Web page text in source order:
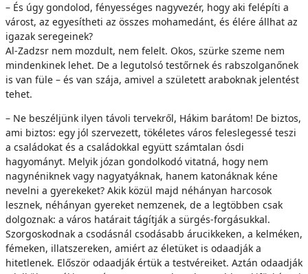
– És úgy gondolod, fényességes nagyvezér, hogy aki felépíti a
várost, az egyesítheti az összes mohamedánt, és élére állhat az
igazak seregeinek?
Al-Zadzsr nem mozdult, nem felelt. Okos, szürke szeme nem
mindenkinek lehet. De a legutolsó testőrnek és rabszolganőnek
is van füle – és van szája, amivel a született araboknak jelentést
tehet.
– Ne beszéljünk ilyen távoli tervekről, Hákim barátom! De biztos,
ami biztos: egy jól szervezett, tökéletes város feleslegessé teszi
a családokat és a családokkal együtt számtalan ósdi
hagyományt. Melyik józan gondolkodó vitatná, hogy nem
nagynéniknek vagy nagyatyáknak, hanem katonáknak kéne
nevelni a gyerekeket? Akik közül majd néhányan harcosok
lesznek, néhányan gyereket nemzenek, de a legtöbben csak
dolgoznak: a város határait tágítják a sürgés-forgásukkal.
Szorgoskodnak a csodásnál csodásabb árucikkeken, a kelméken,
fémeken, illatszereken, amiért az életüket is odaadják a
hitetlenek. Először odaadják értük a testvéreiket. Aztán odaadják